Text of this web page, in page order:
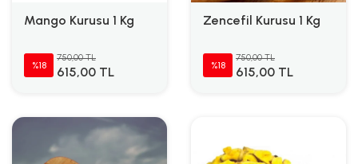
Mango Kurusu 1 Kg
%18
750,00 TL
615,00 TL
Zencefil Kurusu 1 Kg
%18
750,00 TL
615,00 TL